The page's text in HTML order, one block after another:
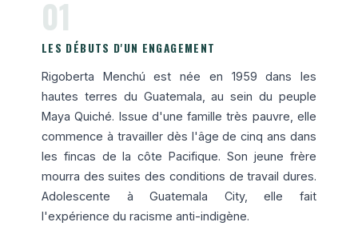
01
LES DÉBUTS D'UN ENGAGEMENT
Rigoberta Menchú est née en 1959 dans les
hautes terres du Guatemala, au sein du peuple
Maya Quiché. Issue d'une famille très pauvre, elle
commence à travailler dès l'âge de cinq ans dans
les fincas de la côte Pacifique. Son jeune frère
mourra des suites des conditions de travail dures.
Adolescente à Guatemala City, elle fait
l'expérience du racisme anti-indigène.